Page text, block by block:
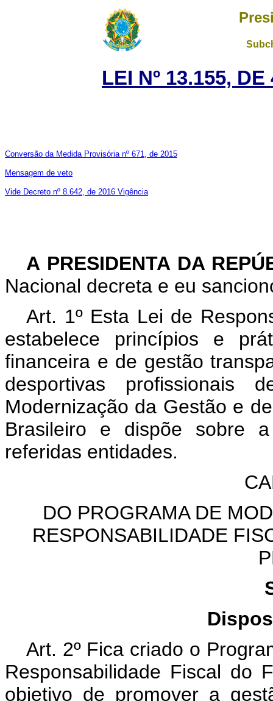
LEI Nº 13.155,
Conversão da Medida Provisória nº 671, de 2015
Mensagem de veto
Vide Decreto nº 8.642, de 2016 Vigência
A PRESIDENTA DA
Nacional decreta e eu
Art. 1º Esta Lei de
estabelece princípios e
financeira e de gestão
desportivas
Modernização da Gestão e
Brasileiro e dispõe sobre
referidas entidades.
DO PROGRAMA DE
RESPONSABILIDADE
Art. 2º Fica criado o
Responsabilidade Fiscal do
objetivo de promover a